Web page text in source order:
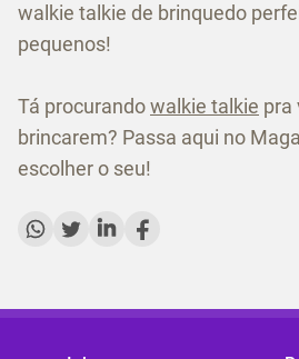
walkie talkie de brinquedo
pequenos!
Tá procurandowalkie talkie pra
brincarem? Passa aqui no
escolher o seu!